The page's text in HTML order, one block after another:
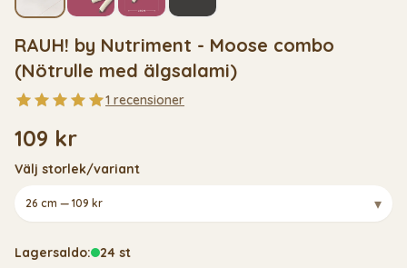
RAUH! by Nutriment - Moose combo
(Nötrulle med älgsalami)
1 recensioner
109 kr
Välj storlek/variant
▾
Lagersaldo: 24 st